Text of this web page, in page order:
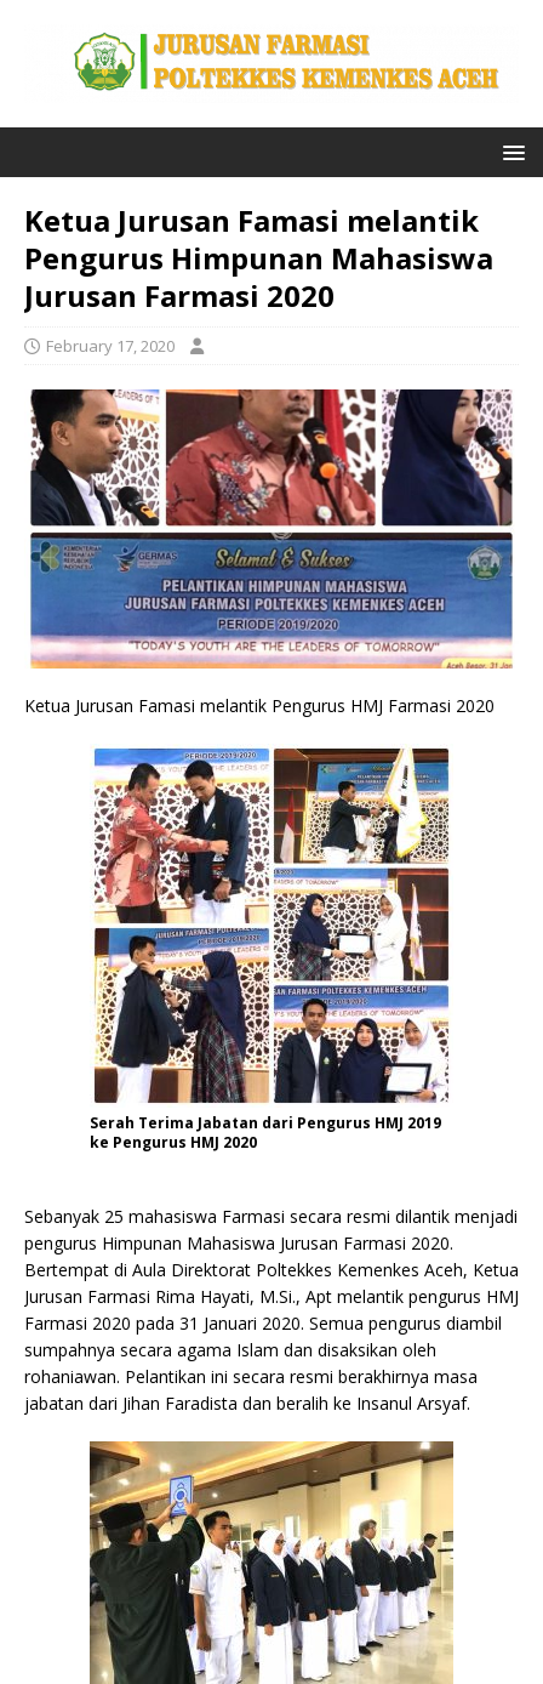
Ketua Jurusan Famasi melantik
Pengurus Himpunan Mahasiswa
Jurusan Farmasi 2020
February 17, 2020
Ketua Jurusan Famasi melantik Pengurus HMJ Farmasi 2020
Serah Terima Jabatan dari Pengurus HMJ 2019
ke Pengurus HMJ 2020
Sebanyak 25 mahasiswa Farmasi secara resmi dilantik menjadi
pengurus Himpunan Mahasiswa Jurusan Farmasi 2020.
Bertempat di Aula Direktorat Poltekkes Kemenkes Aceh, Ketua
Jurusan Farmasi Rima Hayati, M.Si., Apt melantik pengurus HMJ
Farmasi 2020 pada 31 Januari 2020. Semua pengurus diambil
sumpahnya secara agama Islam dan disaksikan oleh
rohaniawan. Pelantikan ini secara resmi berakhirnya masa
jabatan dari Jihan Faradista dan beralih ke Insanul Arsyaf.